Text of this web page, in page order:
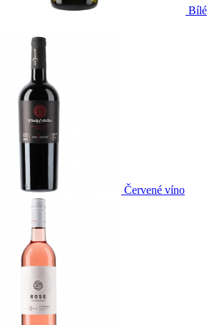
Bílé
Červené víno